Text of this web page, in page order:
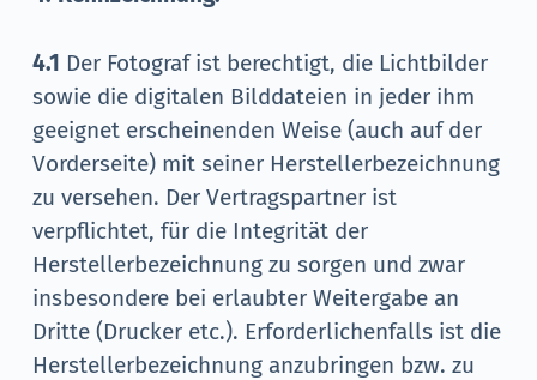
4.1 Der Fotograf ist berechtigt, die Lichtbilder
sowie die digitalen Bilddateien in jeder ihm
geeignet erscheinenden Weise (auch auf der
Vorderseite) mit seiner Herstellerbezeichnung
zu versehen. Der Vertragspartner ist
verpflichtet, für die Integrität der
Herstellerbezeichnung zu sorgen und zwar
insbesondere bei erlaubter Weitergabe an
Dritte (Drucker etc.). Erforderlichenfalls ist die
Herstellerbezeichnung anzubringen bzw. zu